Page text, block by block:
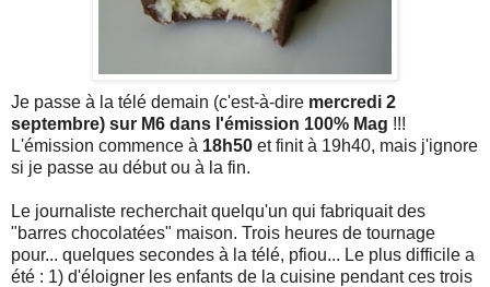
Je passe à la télé demain (c'est-à-dire mercredi 2
septembre) sur M6 dans l'émission 100% Mag !!!
L'émission commence à 18h50 et finit à 19h40, mais j'ignore
si je passe au début ou à la fin.
Le journaliste recherchait quelqu'un qui fabriquait des
"barres chocolatées" maison. Trois heures de tournage
pour... quelques secondes à la télé, pfiou... Le plus difficile a
été : 1) d'éloigner les enfants de la cuisine pendant ces trois